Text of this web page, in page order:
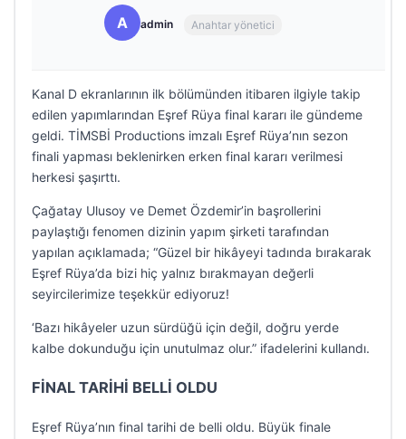
A admin Anahtar yönetici
Kanal D ekranlarının ilk bölümünden itibaren ilgiyle takip
edilen yapımlarından Eşref Rüya final kararı ile gündeme
geldi. TİMSBİ Productions imzalı Eşref Rüya’nın sezon
finali yapması beklenirken erken final kararı verilmesi
herkesi şaşırttı.
Çağatay Ulusoy ve Demet Özdemir’in başrollerini
paylaştığı fenomen dizinin yapım şirketi tarafından
yapılan açıklamada; “Güzel bir hikâyeyi tadında bırakarak
Eşref Rüya’da bizi hiç yalnız bırakmayan değerli
seyircilerimize teşekkür ediyoruz!
‘Bazı hikâyeler uzun sürdüğü için değil, doğru yerde
kalbe dokunduğu için unutulmaz olur.” ifadelerini kullandı.
FİNAL TARİHİ BELLİ OLDU
Eşref Rüya’nın final tarihi de belli oldu. Büyük finale